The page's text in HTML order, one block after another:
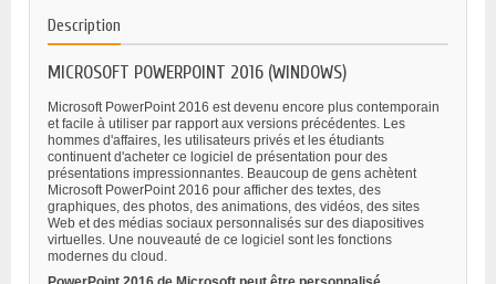
Description
MICROSOFT POWERPOINT 2016 (WINDOWS)
Microsoft PowerPoint 2016 est devenu encore plus contemporain
et facile à utiliser par rapport aux versions précédentes. Les
hommes d'affaires, les utilisateurs privés et les étudiants
continuent d'acheter ce logiciel de présentation pour des
présentations impressionnantes. Beaucoup de gens achètent
Microsoft PowerPoint 2016 pour afficher des textes, des
graphiques, des photos, des animations, des vidéos, des sites
Web et des médias sociaux personnalisés sur des diapositives
virtuelles. Une nouveauté de ce logiciel sont les fonctions
modernes du cloud.